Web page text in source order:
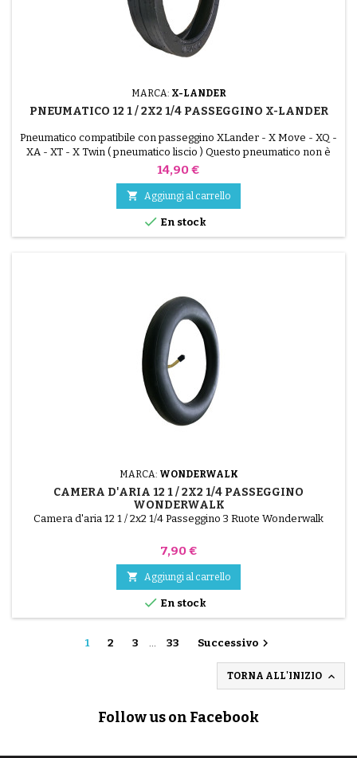
MARCA: X-LANDER
PNEUMATICO 12 1 / 2X2 1/4 PASSEGGINO X-LANDER
Pneumatico compatibile con passeggino XLander - X Move - XQ -
XA - XT - X Twin ( pneumatico liscio ) Questo pneumatico non è
adatto se il cerchio è dotato di uno pneumatico 121/2x21/4 ( 57-203
Prezzo
14,90 €
 Aggiungi al carrello
 En stock
MARCA: WONDERWALK
CAMERA D'ARIA 12 1 / 2X2 1/4 PASSEGGINO
WONDERWALK
Camera d'aria 12 1 / 2x2 1/4 Passeggino 3 Ruote Wonderwalk
Prezzo
7,90 €
 Aggiungi al carrello
 En stock
1 2 3 33 Successivo
TORNA ALL'INIZIO 
Follow us on Facebook